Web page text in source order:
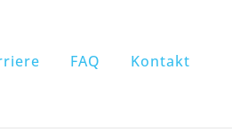
FAQ Kontakt